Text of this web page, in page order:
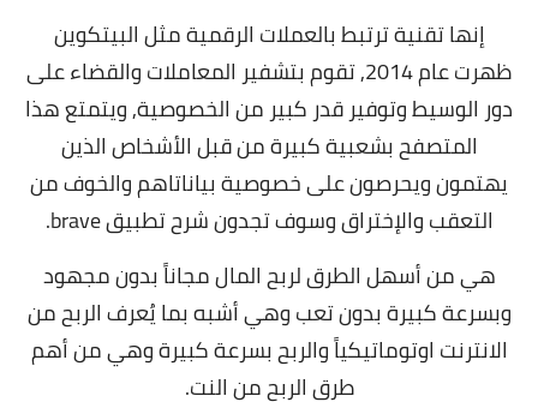
إنها تقنية ترتبط بالعملات الرقمية مثل البيتكوين
ظهرت عام 2014,
تقوم بتشفير المعاملات والقضاء على
دور الوسيط وتوفير قدر كبير من الخصوصية, ويتمتع هذا
المتصفح بشعبية كبيرة من قبل الأشخاص الذين
يهتمون ويحرصون على خصوصية بياناتاهم والخوف من
التعقب والإختراق وسوف تجدون شرح تطبيق brave.
هي منأسهل الطرق لربح المال مجاناًبدون مجهود
وبسرعة كبيرة بدون تعب وهي أشبه بما يُعرفالربح من
الانترنت اوتوماتيكياًوالربح بسرعة كبيرة وهي منأهم
طرق الربح من النت.